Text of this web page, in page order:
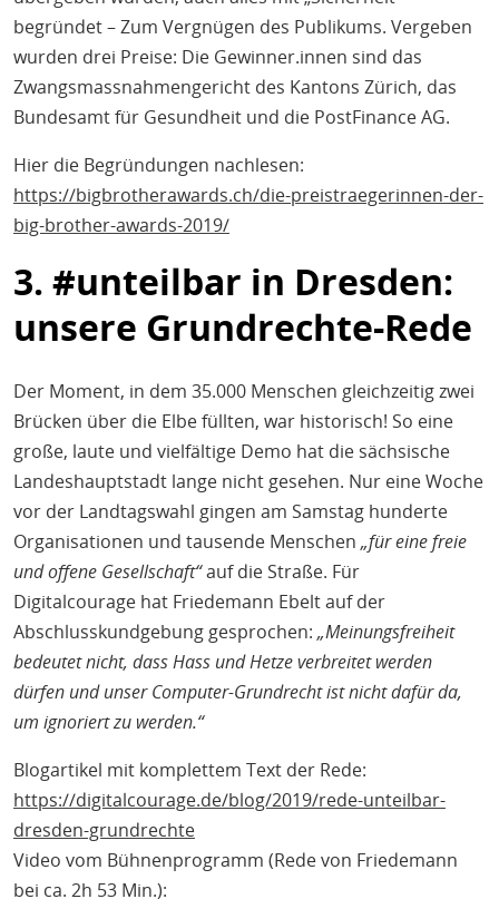
begründet – Zum Vergnügen des Publikums. Vergeben
wurden drei Preise: Die Gewinner.innen sind das
Zwangsmassnahmengericht des Kantons Zürich, das
Bundesamt für Gesundheit und die PostFinance AG.
Hier die Begründungen nachlesen:
https://bigbrotherawards.ch/die-preistraegerinnen-der-
big-brother-awards-2019/
3. #unteilbar in Dresden:
unsere Grundrechte-Rede
Der Moment, in dem 35.000 Menschen gleichzeitig zwei
Brücken über die Elbe füllten, war historisch! So eine
große, laute und vielfältige Demo hat die sächsische
Landeshauptstadt lange nicht gesehen. Nur eine Woche
vor der Landtagswahl gingen am Samstag hunderte
Organisationen und tausende Menschen „für eine freie
und offene Gesellschaft“auf die Straße. Für
Digitalcourage hat Friedemann Ebelt auf der
Abschlusskundgebung gesprochen: „Meinungsfreiheit
bedeutet nicht, dass Hass und Hetze verbreitet werden
dürfen und unser Computer-Grundrecht ist nicht dafür da,
um ignoriert zu werden.“
Blogartikel mit komplettem Text der Rede:
https://digitalcourage.de/blog/2019/rede-unteilbar-
dresden-grundrechte
Video vom Bühnenprogramm (Rede von Friedemann
bei ca. 2h 53 Min.):